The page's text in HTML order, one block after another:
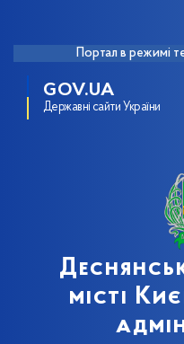
Портал в режимі
GOV.UA
Державні сайти України
місті